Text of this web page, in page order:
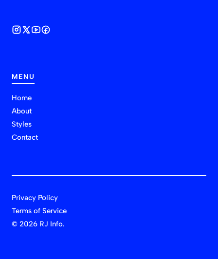
MENU
Home
About
Styles
Contact
© 2026 RJ Info.
Privacy Policy
Terms of Service